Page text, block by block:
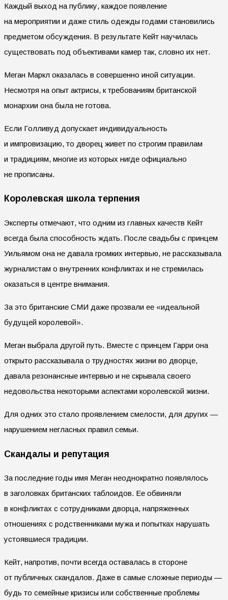
Каждый выход на публику, каждое появление
на мероприятии и даже стиль одежды годами становились
предметом обсуждения. В результате Кейт научилась
существовать под объективами камер так, словно их нет.
Меган Маркл оказалась в совершенно иной ситуации.
Несмотря на опыт актрисы, к требованиям британской
монархии она была не готова.
Если Голливуд допускает индивидуальность
и импровизацию, то дворец живет по строгим правилам
и традициям, многие из которых нигде официально
не прописаны.
Королевская школа терпения
Эксперты отмечают, что одним из главных качеств Кейт
всегда была способность ждать. После свадьбы с принцем
Уильямом она не давала громких интервью, не рассказывала
журналистам о внутренних конфликтах и не стремилась
оказаться в центре внимания.
За это британские СМИ даже прозвали ее «идеальной
будущей королевой».
Меган выбрала другой путь. Вместе с принцем Гарри она
открыто рассказывала о трудностях жизни во дворце,
давала резонансные интервью и не скрывала своего
недовольства некоторыми аспектами королевской жизни.
Для одних это стало проявлением смелости, для других —
нарушением негласных правил семьи.
Скандалы и репутация
За последние годы имя Меган неоднократно появлялось
в заголовках британских таблоидов. Ее обвиняли
в конфликтах с сотрудниками дворца, напряженных
отношениях с родственниками мужа и попытках нарушать
устоявшиеся традиции.
Кейт, напротив, почти всегда оставалась в стороне
от публичных скандалов. Даже в самые сложные периоды —
будь то семейные кризисы или собственные проблемы